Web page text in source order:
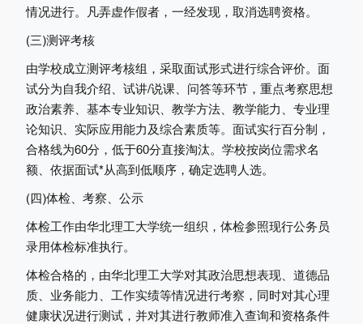
情况进行。凡弄虚作假者，一经发现，取消选聘资格。
(三)测评考核
由学校成立测评考核组，采取面试形式进行综合评价。面
试分为自我介绍、试讲/说课、问答等环节，重点考察思想
政治素养、基本专业知识、教学方法、教学能力、专业理
论知识、实际应用能力及综合素质等。面试实行百分制，
合格线为60分，低于60分直接淘汰。学校按岗位需求名
额、依据面试*从高到低顺序，确定选聘人选。
(四)体检、考察、公示
体检工作由华北理工大学统一组织，体检参照现行公务员
录用体检标准执行。
体检合格的，由华北理工大学对其政治思想表现、道德品
质、业务能力、工作实绩等情况进行考察，同时对其心理
健康状况进行测试，并对其进行教师准入查询和资格条件